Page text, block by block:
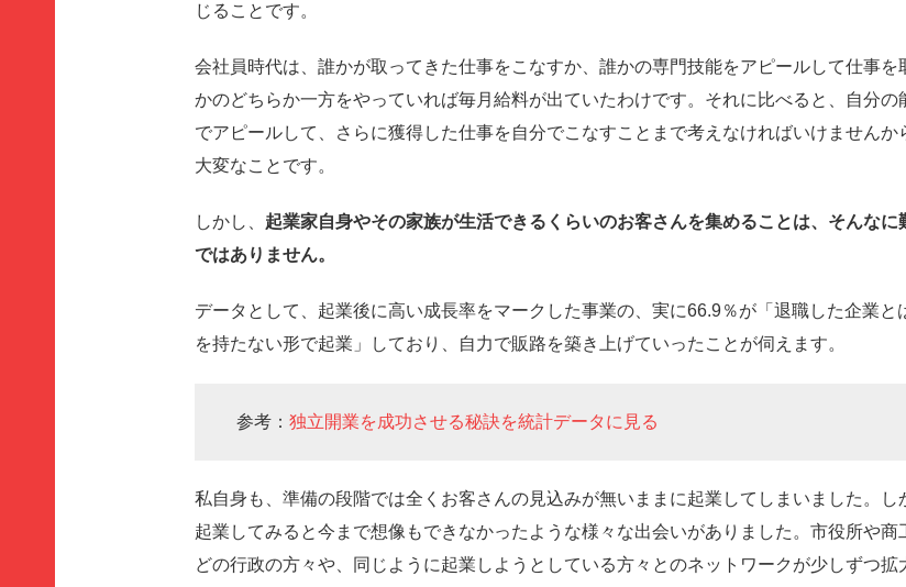
じることです。
会社員時代は、誰かが取ってきた仕事をこなすか、誰かの専門技能をアピールして仕事を
かのどちらか一方をやっていれば毎月給料が出ていたわけです。それに比べると、自分の
でアピールして、さらに獲得した仕事を自分でこなすことまで考えなければいけませんか
大変なことです。
しかし、 起業家自身やその家族が生活できるくらいのお客さんを集めることは、そんなに
ではありません。
データとして、起業後に高い成長率をマークした事業の、実に66.9％が「退職した企業と
を持たない形で起業」しており、自力で販路を築き上げていったことが伺えます。
参考： 独立開業を成功させる秘訣を統計データに見る
私自身も、準備の段階では全くお客さんの見込みが無いままに起業してしまいました。し
起業してみると今まで想像もできなかったような様々な出会いがありました。市役所や商
どの行政の方々や、同じように起業しようとしている方々とのネットワークが少しずつ拡